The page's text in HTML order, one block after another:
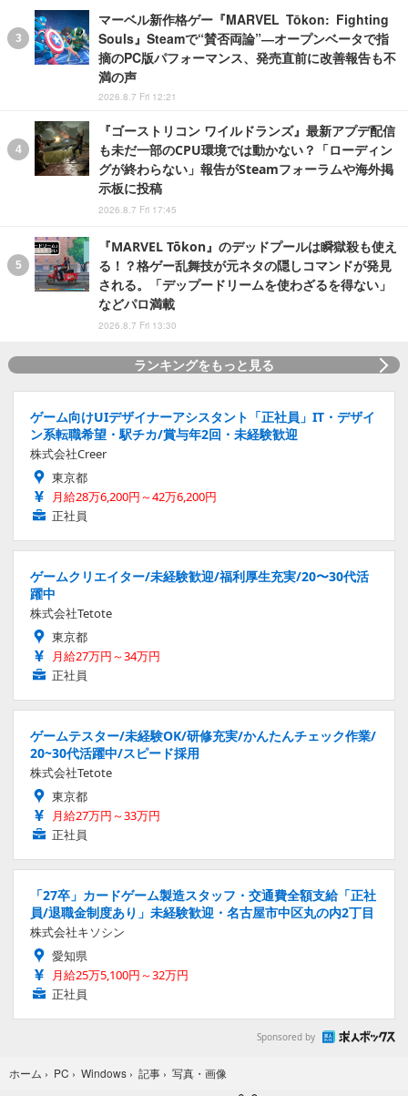
マーベル新作格ゲー『MARVEL Tōkon: Fighting
Souls』Steamで“賛否両論”―オープンベータで指
摘のPC版パフォーマンス、発売直前に改善報告も不
満の声
2026.8.7 Fri 12:21
『ゴーストリコン ワイルドランズ』最新アプデ配信
も未だ一部のCPU環境では動かない？「ローディン
グが終わらない」報告がSteamフォーラムや海外掲
示板に投稿
2026.8.7 Fri 17:45
『MARVEL Tōkon』のデッドプールは瞬獄殺も使え
る！？格ゲー乱舞技が元ネタの隠しコマンドが発見
される。「デップードリームを使わざるを得ない」
などパロ満載
2026.8.7 Fri 13:30
ランキングをもっと見る
ゲーム向けUIデザイナーアシスタント「正社員」IT・デザイ
ン系転職希望・駅チカ/賞与年2回・未経験歓迎
株式会社Creer
東京都
月給28万6,200円～42万6,200円
正社員
ゲームクリエイター/未経験歓迎/福利厚生充実/20〜30代活
躍中
株式会社Tetote
東京都
月給27万円～34万円
正社員
ゲームテスター/未経験OK/研修充実/かんたんチェック作業/
20~30代活躍中/スピード採用
株式会社Tetote
東京都
月給27万円～33万円
正社員
「27卒」カードゲーム製造スタッフ・交通費全額支給「正社
員/退職金制度あり」未経験歓迎・名古屋市中区丸の内2丁目
株式会社キソシン
愛知県
月給25万5,100円～32万円
正社員
Sponsored by
ホーム › PC › Windows › 記事 › 写真・画像